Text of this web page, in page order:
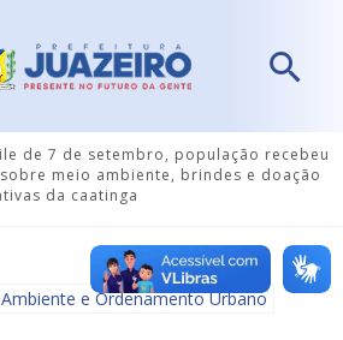
de 7 de setembro, população recebeu
meio ambiente, brindes e doação
da caatinga
e Ordenamento Urbano